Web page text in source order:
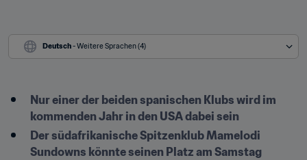
Deutsch - Weitere Sprachen (4)
Nur einer der beiden spanischen Klubs wird im
kommenden Jahr in den USA dabei sein
Der südafrikanische Spitzenklub Mamelodi
Sundowns könnte seinen Platz am Samstag